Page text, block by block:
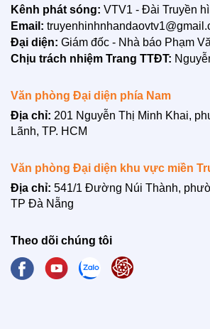
Kênh phát sóng: VTV1 - Đài Truyền
Email:
Đại diện: Giám đốc - Nhà báo Phạm
Chịu trách nhiệm Trang TTĐT:
Văn phòng Đại diện phía Nam
Địa chỉ: 201 Nguyễn Thị Minh Khai,
Lãnh, TP. HCM
Văn phòng Đại diện khu vực miền
Địa chỉ: 541/1 Đường Núi Thành,
TP Đà Nẵng
Theo dõi chúng tôi